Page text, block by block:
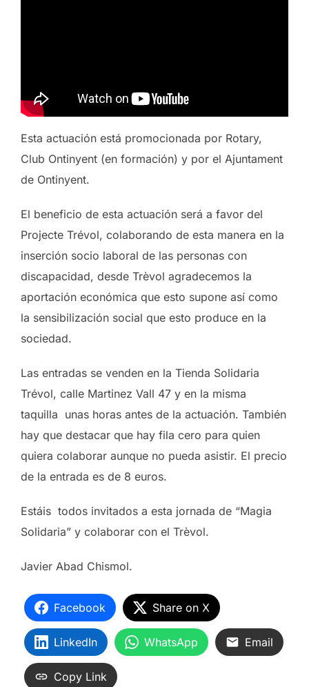
Esta actuación está promocionada por Rotary,
Club Ontinyent (en formación) y por el Ajuntament
de Ontinyent.
El beneficio de esta actuación será a favor del
Projecte Trévol, colaborando de esta manera en la
inserción socio laboral de las personas con
discapacidad, desde Trèvol agradecemos la
aportación económica que esto supone así como
la sensibilización social que esto produce en la
sociedad.
Las entradas se venden en la Tienda Solidaria
Trévol, calle Martinez Vall 47 y en la misma
taquilla unas horas antes de la actuación. También
hay que destacar que hay fila cero para quien
quiera colaborar aunque no pueda asistir. El precio
de la entrada es de 8 euros.
Estáis todos invitados a esta jornada de “Magia
Solidaria” y colaborar con el Trèvol.
Javier Abad Chismol.
Facebook Share on X
LinkedIn WhatsApp Email
Copy Link